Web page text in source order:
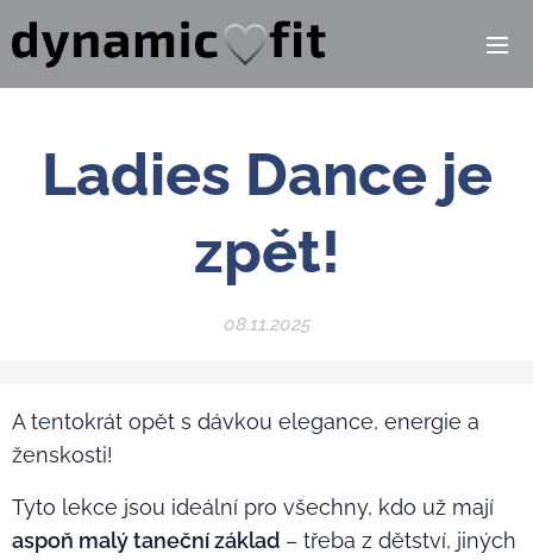
Ladies Dance je
zpět!
08.11.2025
A tentokrát opět s dávkou elegance, energie a
ženskosti! 💃
Tyto lekce jsou ideální pro všechny, kdo už mají
aspoň malý taneční základ – třeba z dětství, jiných